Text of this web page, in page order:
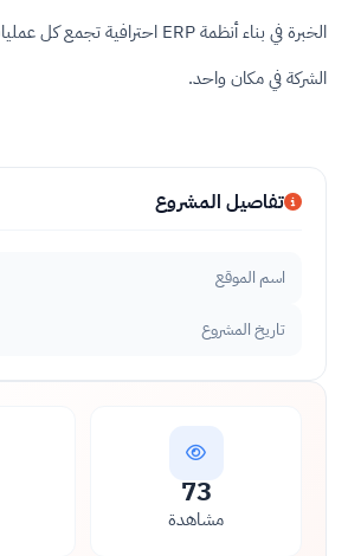
الخبرة في بناء أنظمة ERP احترافية تجمع كل عمليات
الشركة في مكان واحد.
تفاصيل المشروع
اسم الموقع
تاريخ المشروع
73
مشاهدة